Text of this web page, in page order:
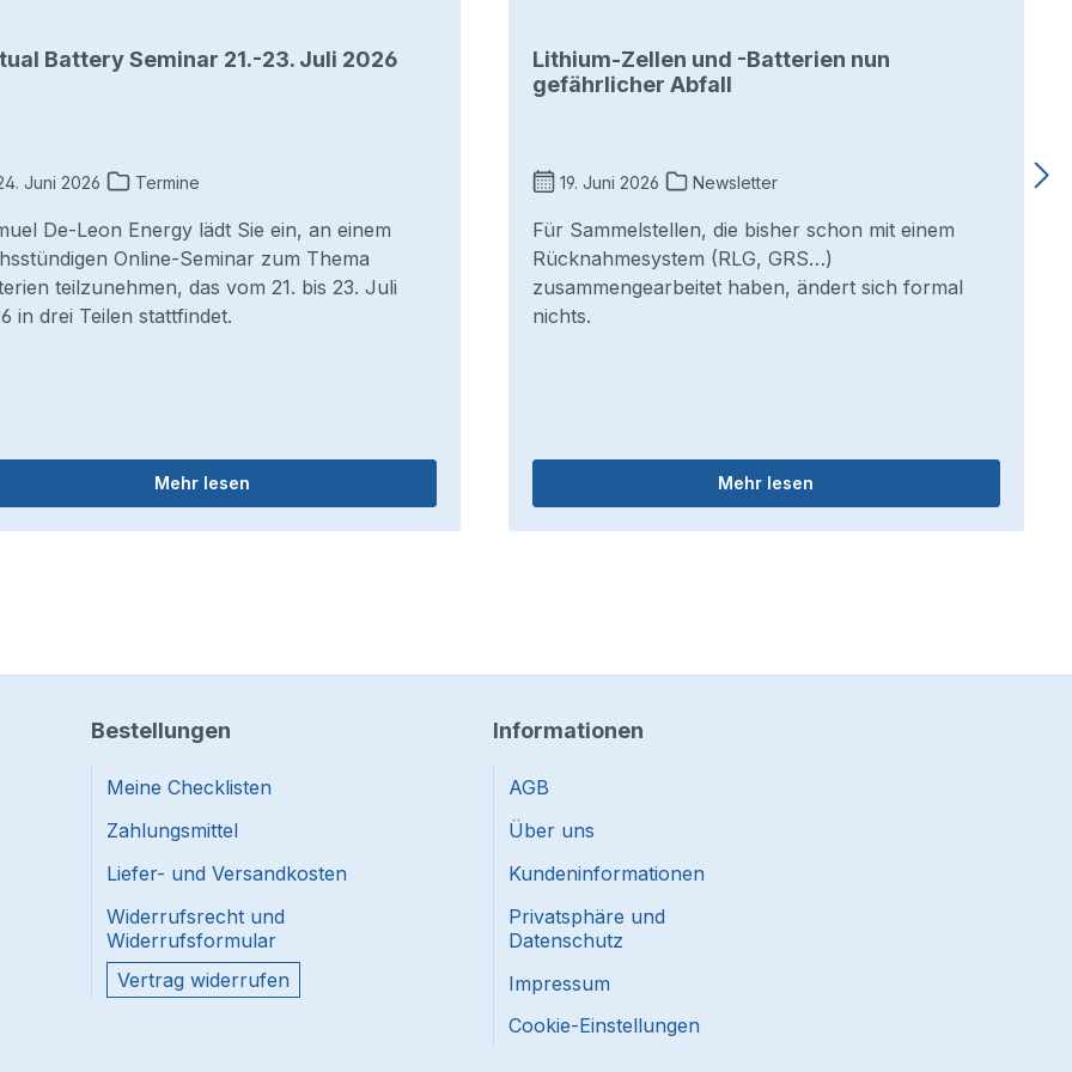
Battery Seminar 21.-23. Juli 2026
Juni 2026 Termine
De-Leon Energy lädt Sie ein, an einem
Online-Seminar zum Thema
teilzunehmen, das vom 21. bis 23. Juli
in drei Teilen stattfindet.
Mehr lesen
Lithium-Zellen und -Batterien nun
gefährlicher Abfall
19. Juni 2026 Newsletter
Für Sammelstellen, die bisher schon mit einem
Rücknahmesystem (RLG, GRS…)
zusammengearbeitet haben, ändert sich formal
nichts.
Mehr lesen
Bestellungen
Meine Checklisten
Zahlungsmittel
Liefer- und Versandkosten
Widerrufsrecht und
Widerrufsformular
Vertrag widerrufen
Informationen
AGB
Über uns
Kundeninformationen
Privatsphäre und
Datenschutz
Impressum
Cookie-Einstellungen